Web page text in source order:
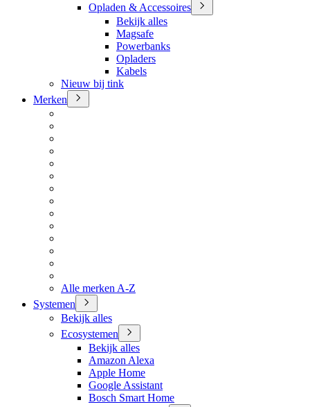
Opladen & Accessoires
Bekijk alles
Magsafe
Powerbanks
Opladers
Kabels
Nieuw bij tink
Merken
Alle merken A-Z
Systemen
Bekijk alles
Ecosystemen
Bekijk alles
Amazon Alexa
Apple Home
Google Assistant
Bosch Smart Home